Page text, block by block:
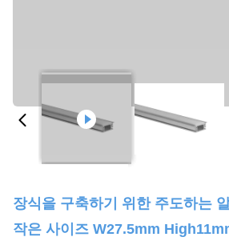
장식을 구축하기 위한 주도하는
작은 사이즈 W27.5mm